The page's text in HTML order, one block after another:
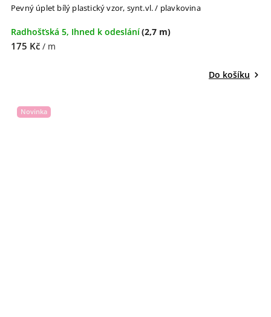
Pevný úplet bílý plastický vzor, synt.vl. / plavkovina
Radhošťská 5, Ihned k odeslání(2,7 m)
175 Kč / m
Do košíku
Novinka